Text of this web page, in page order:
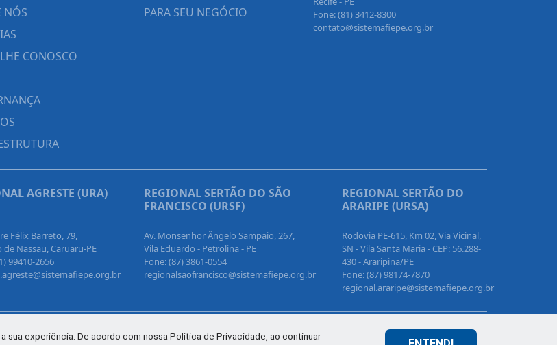
NÓS
CONOSCO
PARA SEU NEGÓCIO
Fone: (81) 3412-8300
contato@sistemafiepe.org.br
AGRESTE (URA)
Félix Barreto, 79,
de Nassau, Caruaru-PE
99410-2656
REGIONAL SERTÃO DO SÃO
FRANCISCO (URSF)
Av. Monsenhor Ângelo Sampaio, 267,
Vila Eduardo - Petrolina - PE
Fone: (87) 3861-0554
regionalsaofrancisco@sistemafiepe.org.br
REGIONAL SERTÃO DO
ARARIPE (URSA)
Rodovia PE-615, Km 02, Via Vicinal,
SN - Vila Santa Maria - CEP: 56.288-
430 - Araripina/PE
Fone: (87) 98174-7870
regional.araripe@sistemafiepe.org.br
sua experiência. De acordo com nossa Política de Privacidade, ao continuar